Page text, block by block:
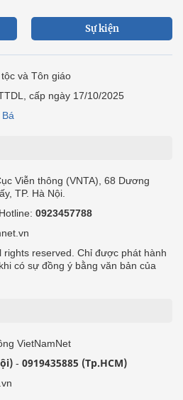
Sự kiện
và Tôn giáo
cấp ngày 17/10/2025
Viễn thông (VNTA), 68 Dương
TP. Hà Nội.
0923457788
rights reserved. Chỉ được phát hành
có sự đồng ý bằng văn bản của
VietNamNet
- 0919435885 (Tp.HCM)